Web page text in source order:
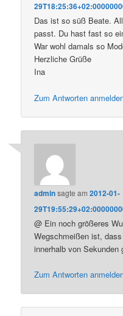
Das ist so süß Beate.
passt. Du hast fast so
War wohl damals so
Herzliche Grüße
Ina
Zum Antworten
adminsagte am2012-01-
@ Ein noch größeres
Wegschmeißen ist,
innerhalb von
Zum Antworten